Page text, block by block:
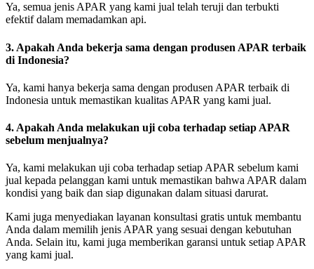
Ya, semua jenis APAR yang kami jual telah teruji dan terbukti
efektif dalam memadamkan api.
3. Apakah Anda bekerja sama dengan produsen APAR terbaik
di Indonesia?
Ya, kami hanya bekerja sama dengan produsen APAR terbaik di
Indonesia untuk memastikan kualitas APAR yang kami jual.
4. Apakah Anda melakukan uji coba terhadap setiap APAR
sebelum menjualnya?
Ya, kami melakukan uji coba terhadap setiap APAR sebelum kami
jual kepada pelanggan kami untuk memastikan bahwa APAR dalam
kondisi yang baik dan siap digunakan dalam situasi darurat.
Kami juga menyediakan layanan konsultasi gratis untuk membantu
Anda dalam memilih jenis APAR yang sesuai dengan kebutuhan
Anda. Selain itu, kami juga memberikan garansi untuk setiap APAR
yang kami jual.